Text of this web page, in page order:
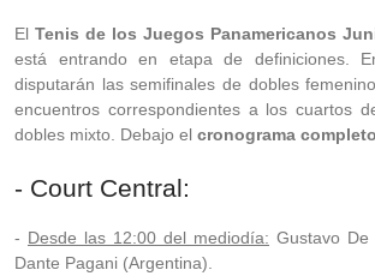
El Tenis de los Juegos Panamericanos
está entrando en etapa de definiciones.
disputarán las semifinales de dobles
encuentros correspondientes a los cuartos
dobles mixto. Debajo el cronograma
- Court Central:
- Desde las 12:00 del mediodía: Gustavo De
Dante Pagani (Argentina).